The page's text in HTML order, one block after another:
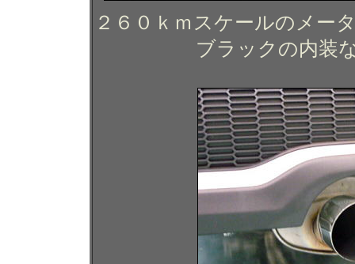
２６０ｋｍスケールのメー
ブラックの内装